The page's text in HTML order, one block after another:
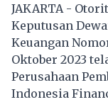
​JAKARTA -
Keputusan
Keuangan
Oktober 2023
Perusahaan
Indonesia